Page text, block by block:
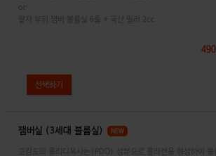
or
팔자 부위 잼버 볼륨실 6줄 + 국산 필러 2cc
잼버실 (3세대 볼륨실) NEW
고강도의 폴리디옥사논(PDO) 성분으로 콜라겐을 형성하여 볼